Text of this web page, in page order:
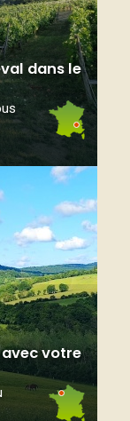
dans le
avec votre